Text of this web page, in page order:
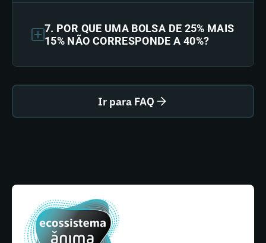
7. POR QUE UMA BOLSA DE 25% MAIS
15% NÃO CORRESPONDE A 40%?
Ir para FAQ